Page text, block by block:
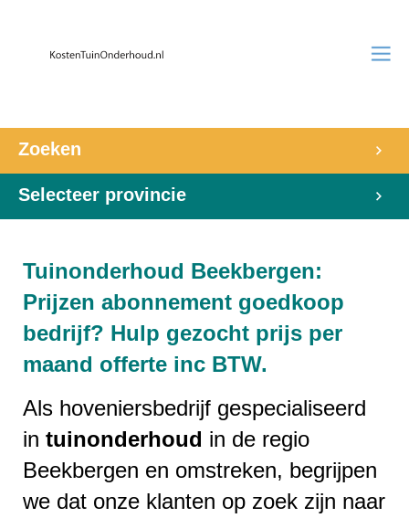
Zoeken
Selecteer provincie
Tuinonderhoud Beekbergen:
Prijzen abonnement goedkoop
bedrijf? Hulp gezocht prijs per
maand offerte inc BTW.
Als hoveniersbedrijf gespecialiseerd
in tuinonderhoud in de regio
Beekbergen en omstreken, begrijpen
we dat onze klanten op zoek zijn naar